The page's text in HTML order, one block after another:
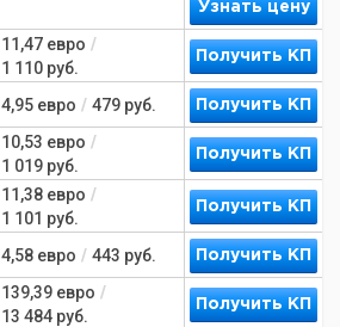
Узнать цену
11,47 евро /
1 110 руб.
Получить КП
4,95 евро / 479 руб. Получить КП
10,53 евро /
1 019 руб.
Получить КП
11,38 евро /
1 101 руб.
Получить КП
4,58 евро / 443 руб. Получить КП
139,39 евро /
13 484 руб.
Получить КП